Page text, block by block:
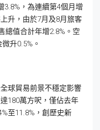
3.8%，為連續第4個月增
升，由於7月及8月旅客
總值合計年增2.8%。空
升0.5%。
球貿易前景不穩定影響
180萬方呎，僅佔去年
至11.8%，創歷史新